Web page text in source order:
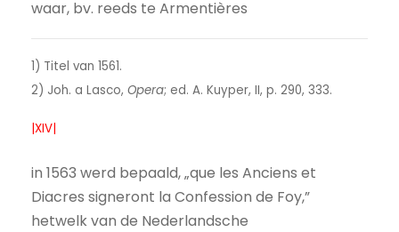
waar, bv. reeds te Armentières
1) Titel van 1561.
2) Joh. a Lasco, Opera; ed. A. Kuyper, II, p. 290, 333.
|XIV|
in 1563 werd bepaald, „que les Anciens et
Diacres signeront la Confession de Foy,”
hetwelk van de Nederlandsche